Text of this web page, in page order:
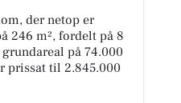
der netop er
246 m², fordelt på 8
på 74.000
prissat til 2.845.000